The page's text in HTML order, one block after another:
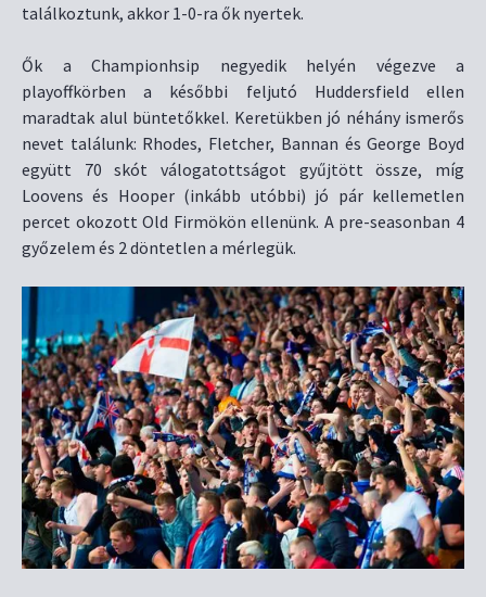
találkoztunk, akkor 1-0-ra ők nyertek.
Ők a Championhsip negyedik helyén végezve a
playoffkörben a későbbi feljutó Huddersfield ellen
maradtak alul büntetőkkel. Keretükben jó néhány ismerős
nevet találunk: Rhodes, Fletcher, Bannan és George Boyd
együtt 70 skót válogatottságot gyűjtött össze, míg
Loovens és Hooper (inkább utóbbi) jó pár kellemetlen
percet okozott Old Firmökön ellenünk. A pre-seasonban 4
győzelem és 2 döntetlen a mérlegük.